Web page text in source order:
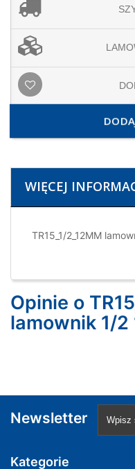
WIĘCEJ
TR15_1/2_12MM
Opinie o
lamownik 1/2
Newsletter
Kategorie